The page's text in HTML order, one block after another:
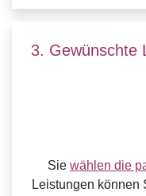
3. Gewünschte
Sie wählen die
Leistungen können